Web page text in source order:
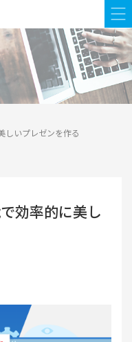
しいプレゼンを作る
効率的に美し